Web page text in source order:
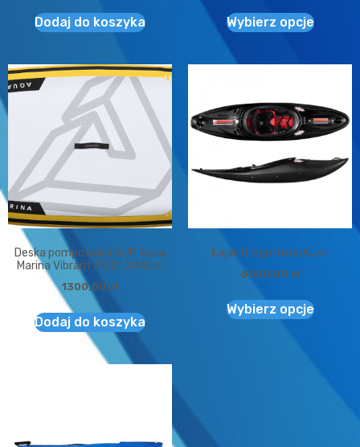
Dodaj do koszyka Wybierz opcje
Deska pompowana SUP Aqua
Marina Vibrant 8’00” 244cm
1300,00 zł
Dodaj do koszyka
Kajak Drago Rossi Kush
6500,00 zł
Wybierz opcje